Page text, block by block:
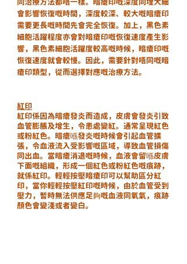
會影響恢復嘅時間，深度較深、較大嘅暗瘡印
需要更長嘅時間先會完全恢復。加上，黑色素
細胞活躍程度亦會對暗瘡印嘅恢復速度產生影
響，黑色素細胞活躍度較高嘅時候，暗瘡印嘅
恢復速度就會較慢。因此，需要針對唔同嘅暗
瘡印類型，從而選擇對應嘅治療方法。
紅印
紅印係因為暗瘡發炎而造成，皮膚會發炎引致
血管膨脹及增生，令患處變紅。通常呈現紅色
或粉紅色。暗瘡喺發炎嘅時候會引起血管擴
張，令血液流入受影響嘅區域，導致血管損傷
同出血。當暗瘡消退嘅時候，血液會留喺皮膚
下面嘅組織，形成一個紅色或粉紅色嘅痕跡，
就係紅印。輕輕按壓暗瘡印可以幫助區分紅
印，當你輕輕按壓紅印嘅時候，由於血管受到
壓力，暫時無法供應足夠嘅血液同氧氣，痕跡
顏色會變淺或者變白。